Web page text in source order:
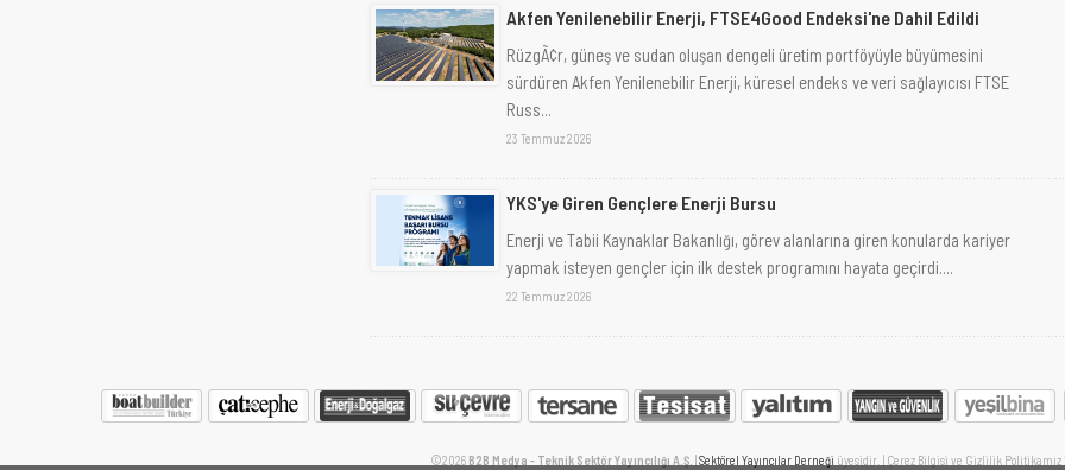
Akfen Yenilenebilir Enerji, FTSE4Good Endeksi'ne Dahil Edildi
RüzgÃ¢r, güneş ve sudan oluşan dengeli üretim portföyüyle büyümesini
sürdüren Akfen Yenilenebilir Enerji, küresel endeks ve veri sağlayıcısı FTSE
Russ...
23 Temmuz 2026
YKS'ye Giren Gençlere Enerji Bursu
Enerji ve Tabii Kaynaklar Bakanlığı, görev alanlarına giren konularda kariyer
yapmak isteyen gençler için ilk destek programını hayata geçirdi....
22 Temmuz 2026
©2026 B2B Medya - Teknik Sektör Yayıncılığı A.Ş. |Sektörel Yayıncılar Derneği üyesidir. | Çerez Bilgisi ve Gizlilik Politikamız